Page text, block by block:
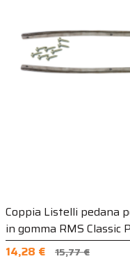
Coppia Listelli pedana
in gomma RMS Classic
14,28 €
15,77 €